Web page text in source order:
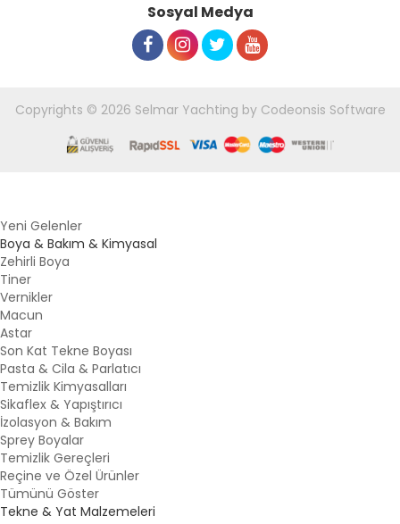
Sosyal Medya
Copyrights © 2026 Selmar Yachting by Codeonsis Software
Yeni Gelenler
Boya & Bakım & Kimyasal
Zehirli Boya
Tiner
Vernikler
Macun
Astar
Son Kat Tekne Boyası
Pasta & Cila & Parlatıcı
Temizlik Kimyasalları
Sikaflex & Yapıştırıcı
İzolasyon & Bakım
Sprey Boyalar
Temizlik Gereçleri
Reçine ve Özel Ürünler
Tümünü Göster
Tekne & Yat Malzemeleri